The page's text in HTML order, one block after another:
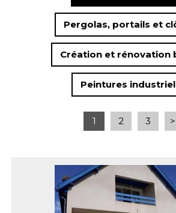
Pergolas, portails et
Création et rénovation
Peintures
1 2 3